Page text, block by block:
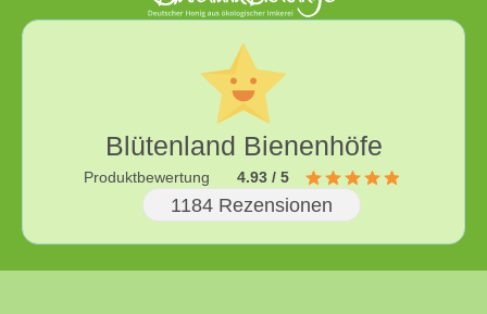
Blütenland Bienenhöfe
Produktbewertung 4.93 / 5
1184 Rezensionen